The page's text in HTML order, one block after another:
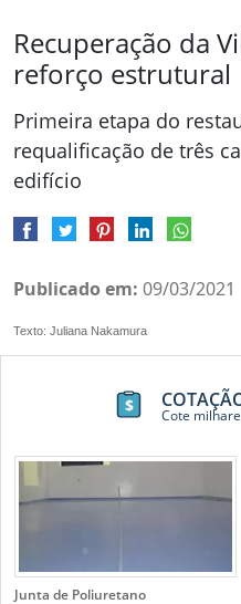
Recuperação da
reforço estrutural
Primeira etapa do
requalificação de três
edifício
Publicado em: 09/03/2021
Texto: Juliana Nakamura
Cote
Junta de Poliuretano